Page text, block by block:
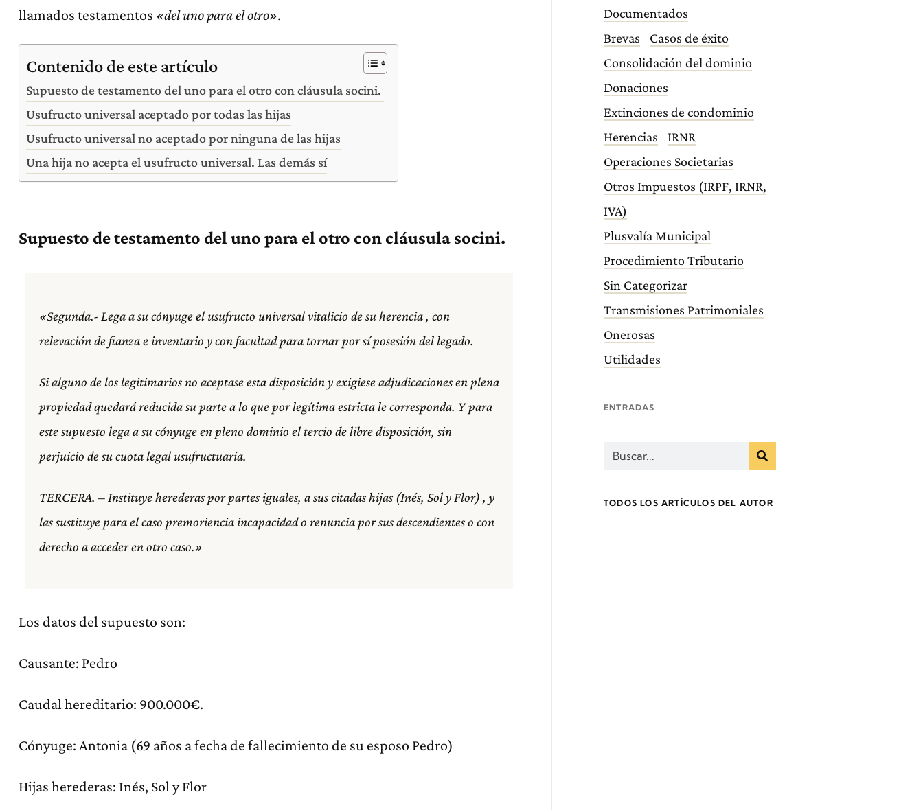
llamados testamentos «del uno para el otro».
Contenido de este artículo
Supuesto de testamento del uno para el otro con cláusula socini.
Usufructo universal aceptado por todas las hijas
Usufructo universal no aceptado por ninguna de las hijas
Una hija no acepta el usufructo universal. Las demás sí
Supuesto de testamento del uno para el otro con cláusula socini.
«Segunda.- Lega a su cónyuge el usufructo universal vitalicio de su herencia , con
relevación de fianza e inventario y con facultad para tornar por sí posesión del legado.
Si alguno de los legitimarios no aceptase esta disposición y exigiese adjudicaciones en plena
propiedad quedará reducida su parte a lo que por legítima estricta le corresponda. Y para
este supuesto lega a su cónyuge en pleno dominio el tercio de libre disposición, sin
perjuicio de su cuota legal usufructuaria.
TERCERA. – Instituye herederas por partes iguales, a sus citadas hijas (Inés, Sol y Flor) , y
las sustituye para el caso premoriencia incapacidad o renuncia por sus descendientes o con
derecho a acceder en otro caso.»
Los datos del supuesto son:
Causante: Pedro
Caudal hereditario: 900.000€.
Cónyuge: Antonia (69 años a fecha de fallecimiento de su esposo Pedro)
Hijas herederas: Inés, Sol y Flor
Documentados
Brevas
Casos de éxito
Consolidación del dominio
Donaciones
Extinciones de condominio
Herencias
IRNR
Operaciones Societarias
Otros Impuestos (IRPF, IRNR,
IVA)
Plusvalía Municipal
Procedimiento Tributario
Sin Categorizar
Transmisiones Patrimoniales
Onerosas
Utilidades
ENTRADAS
TODOS LOS ARTÍCULOS DEL AUTOR